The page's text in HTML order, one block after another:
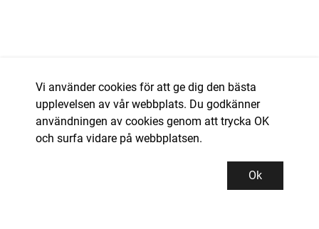
Vi använder cookies för att ge dig den bästa
upplevelsen av vår webbplats. Du godkänner
användningen av cookies genom att trycka OK
och surfa vidare på webbplatsen.
Ok